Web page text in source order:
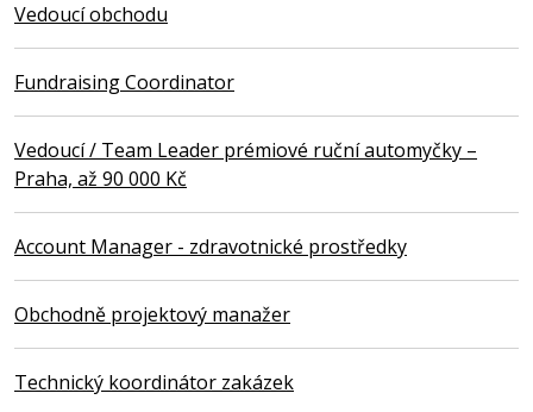
Vedoucí obchodu
Fundraising Coordinator
Vedoucí / Team Leader prémiové ruční automyčky –
Praha, až 90 000 Kč
Account Manager - zdravotnické prostředky
Obchodně projektový manažer
Technický koordinátor zakázek